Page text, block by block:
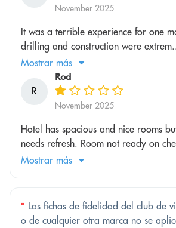
November 2025
It was a terrible experience for one
drilling and construction were
Mostrar más
R
Rod
November 2025
Hotel has spacious and nice rooms
needs refresh. Room not ready on
Mostrar más
* Las fichas de fidelidad del club de
o de cualquier otra marca no se